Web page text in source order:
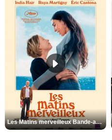
Les Matins merveilleux Bande-annonce VF